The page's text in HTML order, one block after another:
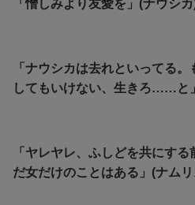
「憎しみより友愛を」(ナウシ
「ナウシカは去れといってる
してもいけない、生きろ……と
「ヤレヤレ、ふしどを共にす
だ女だけのことはある」(ナム